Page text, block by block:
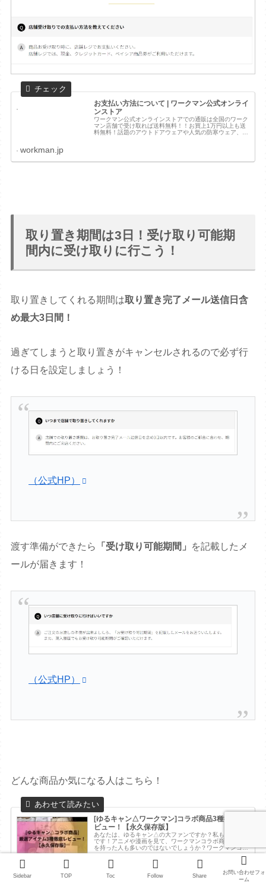
お支払い方法について | ワークマン公式オンライ
ンストア
ワークマン公式オンラインストアでの通販は全国のワーク
マン店舗で受け取れば送料無料！！お買上1万円以上も送
料無料！話題のアウトドアウェアや人気の防寒ウェア、か
workman.jp
取り置き期間は3日！受け取り可能期
間内に受け取りに行こう！
取り置きしてくれる期間は取り置き完了メール送信日含
め最大3日間！
過ぎてしまうと取り置きがキャンセルされるので必ず行
ける日を設定しましょう！
（公式HP）
渡す準備ができたら 「受け取り可能期間」
を記載したメ
ールが届きます！
（公式HP）
どんな商品か気になる人はこちら！
[ゆるキャン△ワークマン]コラボ商品3種徹底レ
ビュー！【永久保存版】
あなたは、ゆるキャン△の大ファンですか？私もその一人
です！アニメや漫画を見て、ワークマンコラボ商品に興味
を持った人も多いのではないでしょうか？ワークマンコラ
ボ商品をまだ買ってないけど使い心地や素材などどんな感
じなの？エントラ実際に購入して使...
endlesstravler118888.com 2024.03.24
Sidebar TOP Toc Follow Share
お問い合わせフォ
ーム